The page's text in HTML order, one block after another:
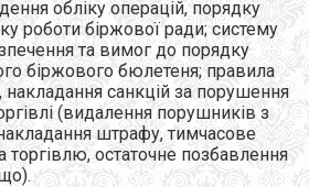
обліку операцій, порядку
роботи біржової ради; систему
та вимог до порядку
біржового бюлетеня; правила
накладання санкцій за порушення
(видалення порушників з
штрафу, тимчасове
торгівлю, остаточне позбавлення